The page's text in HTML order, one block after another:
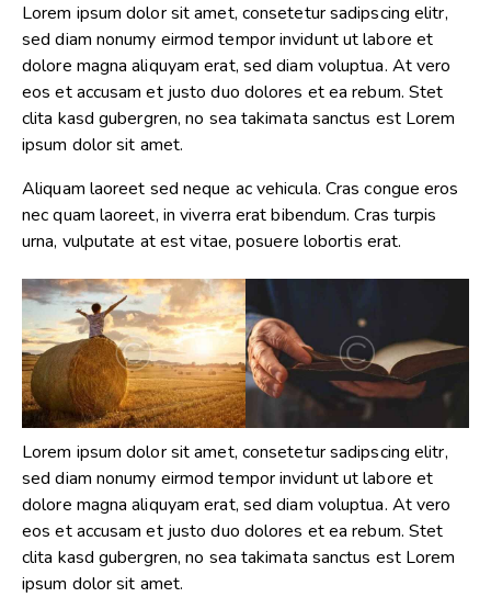
Lorem ipsum dolor sit amet, consetetur sadipscing elitr,
sed diam nonumy eirmod tempor invidunt ut labore et
dolore magna aliquyam erat, sed diam voluptua. At vero
eos et accusam et justo duo dolores et ea rebum. Stet
clita kasd gubergren, no sea takimata sanctus est Lorem
ipsum dolor sit amet.
Aliquam laoreet sed neque ac vehicula. Cras congue eros
nec quam laoreet, in viverra erat bibendum. Cras turpis
urna, vulputate at est vitae, posuere lobortis erat.
Lorem ipsum dolor sit amet, consetetur sadipscing elitr,
sed diam nonumy eirmod tempor invidunt ut labore et
dolore magna aliquyam erat, sed diam voluptua. At vero
eos et accusam et justo duo dolores et ea rebum. Stet
clita kasd gubergren, no sea takimata sanctus est Lorem
ipsum dolor sit amet.